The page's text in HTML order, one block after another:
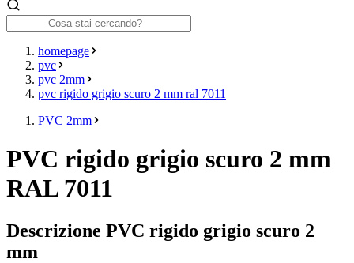
homepage
pvc
pvc 2mm
pvc rigido grigio scuro 2 mm ral 7011
PVC 2mm
PVC rigido grigio scuro 2 mm
RAL 7011
Descrizione PVC rigido grigio scuro 2
mm